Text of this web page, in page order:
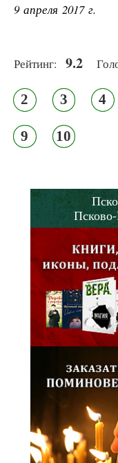
9 апреля 2017 г.
Рейтинг: 9.2
2 3 4
9 10